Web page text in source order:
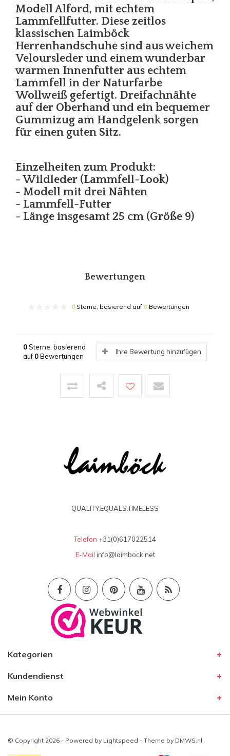
Modell Alford, mit echtem
Lammfellfutter. Diese zeitlos
klassischen Laimböck
Herrenhandschuhe sind aus weichem
Veloursleder und einem wunderbar
warmen Innenfutter aus echtem
Lammfell in der Naturfarbe
Wollweiß gefertigt. Dreifachnähte
auf der Oberhand und ein bequemer
Gummizug am Handgelenk sorgen
für einen guten Sitz.
Einzelheiten zum Produkt:
- Wildleder (Lammfell-Look)
- Modell mit drei Nähten
- Lammfell-Futter
- Länge insgesamt 25 cm (Größe 9)
Bewertungen
0 Sterne, basierend auf 0 Bewertungen
0Sterne, basierend
auf 0Bewertungen
Ihre Bewertung hinzufügen
QUALITY.EQUALS.TIMELESS
Telefon +31(0)617022514
E-Mail info@laimbock.net
Kategorien
Kundendienst
Mein Konto
© Copyright 2026 - Powered by Lightspeed - Theme by DMWS.nl